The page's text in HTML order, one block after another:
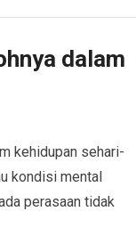
dalam
kehidupan sehari-
kondisi mental
perasaan tidak